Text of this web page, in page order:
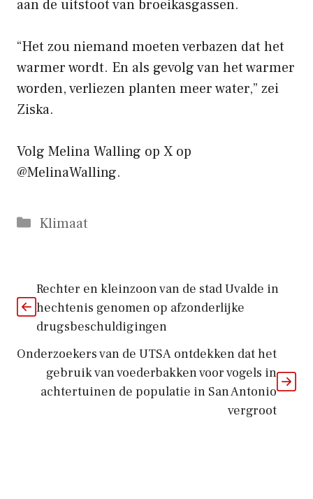
aan de uitstoot van broeikasgassen.
“Het zou niemand moeten verbazen dat het
warmer wordt. En als gevolg van het warmer
worden, verliezen planten meer water,” zei
Ziska.
Volg Melina Walling op X op
@MelinaWalling.
Categorieën
Klimaat
Rechter en kleinzoon van de stad Uvalde in
hechtenis genomen op afzonderlijke
drugsbeschuldigingen
Onderzoekers van de UTSA ontdekken dat het
gebruik van voederbakken voor vogels in
achtertuinen de populatie in San Antonio
vergroot